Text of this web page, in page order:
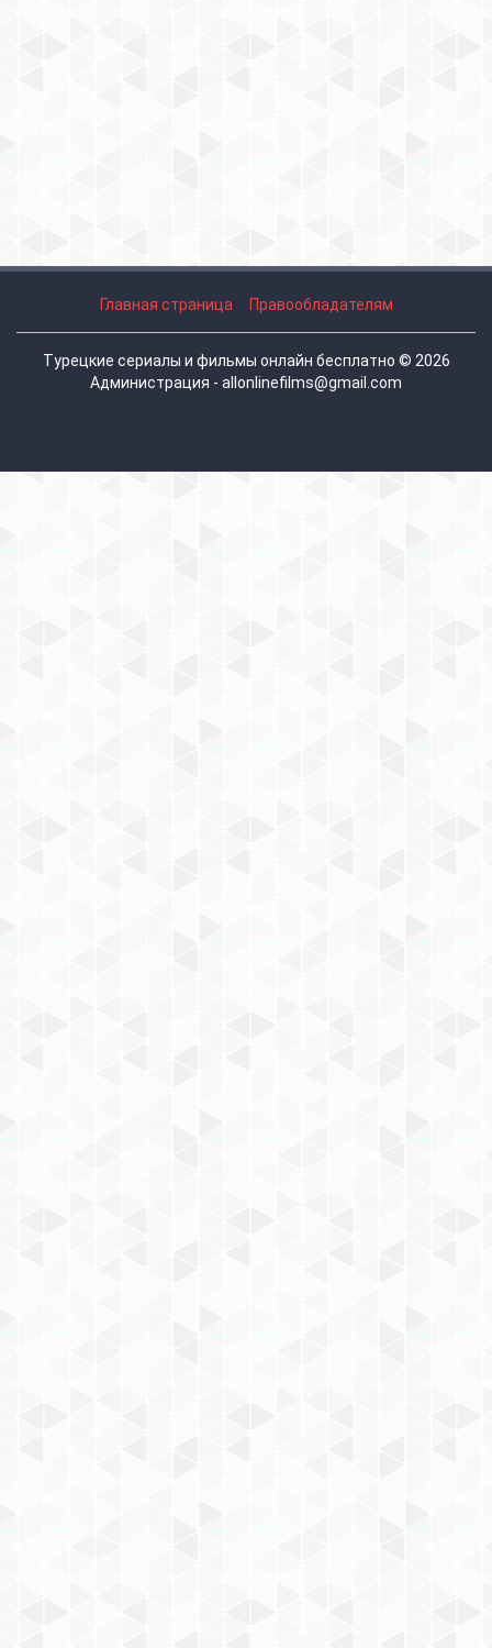
Главная страница Правообладателям
Турецкие сериалы и фильмы онлайн бесплатно © 2026
Администрация - allonlinefilms@gmail.com